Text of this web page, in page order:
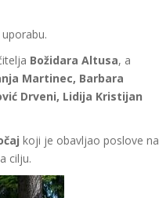
Božidara Altusa, a
Martinec, Barbara
Drveni, Lidija Kristijan
koji je obavljao poslove na
cilju.